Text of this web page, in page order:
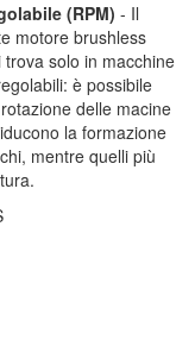
(RPM) - Il
motore brushless
solo in macchine
è possibile
delle macine
la formazione
mentre quelli più